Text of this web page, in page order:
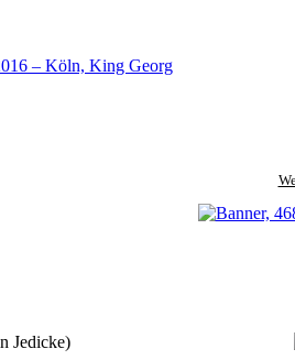
– Köln, King Georg